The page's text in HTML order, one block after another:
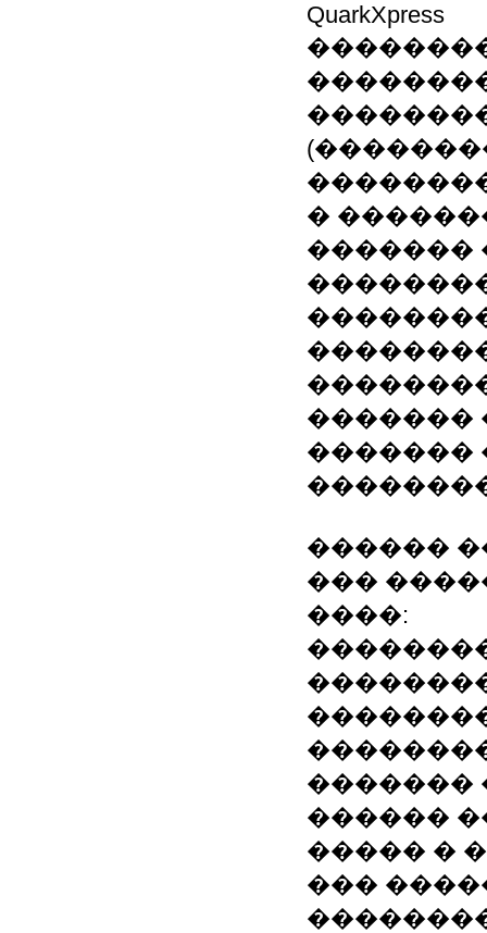
QuarkXpress
�
�������
�������
�������
������
���
����:
�������
������
����� �
���